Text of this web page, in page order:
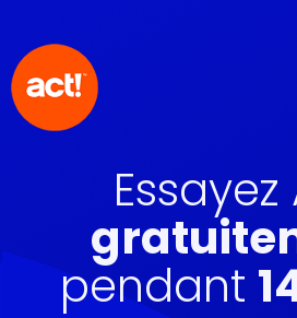
Essayez
pendant